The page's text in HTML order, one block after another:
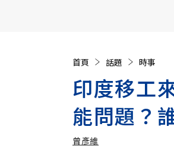
首頁 話題 時事
印度移工
能問題？
曾彥維